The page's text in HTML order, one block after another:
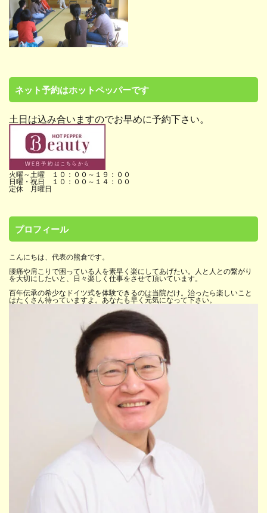
ネット予約はホットペッパーです
土日は込み合いますのでお早めに予約下さい。
火曜～土曜 １０：００～１９：００
日曜・祝日 １０：００～１４：００
定休 月曜日
プロフィール
こんにちは、代表の熊倉です。
腰痛や肩こりで困っている人を素早く楽にしてあげたい。人と人との繋がり
を大切にしたいと、日々楽しく仕事をさせて頂いています。
百年伝承の希少なドイツ式を体験できるのは当院だけ。治ったら楽しいこと
はたくさん待っていますよ。あなたも早く元気になって下さい。